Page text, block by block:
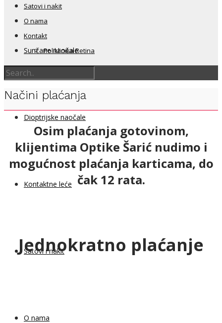
Sunčane naočale
Dioptrijske naočale
Kontaktne leće
Satovi i nakit
O nama
Satovi i nakit
O nama
Kontakt
Poliklinika Retina
Načini plaćanja
Osim plaćanja gotovinom,
klijentima Optike Šarić nudimo i
mogućnost plaćanja karticama, do
čak 12 rata.
Jednokratno plaćanje